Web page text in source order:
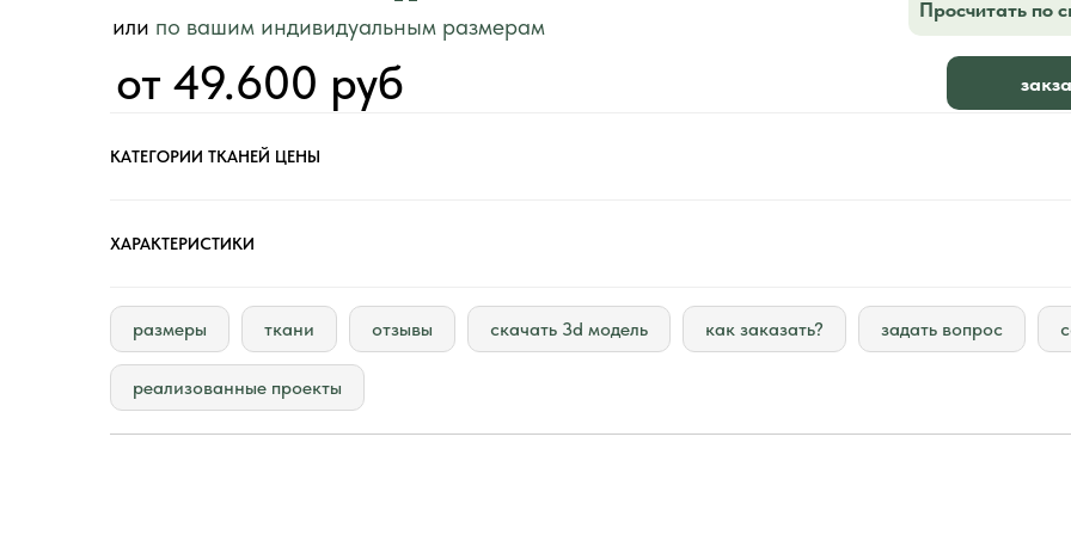
или по вашим индивидуальным размерам
Просчитать по
от 49.600 руб
КАТЕГОРИИ ТКАНЕЙ ЦЕНЫ
ХАРАКТЕРИСТИКИ
размеры ткани отзывы скачать 3d модель как заказать? задать вопрос
реализованные проекты